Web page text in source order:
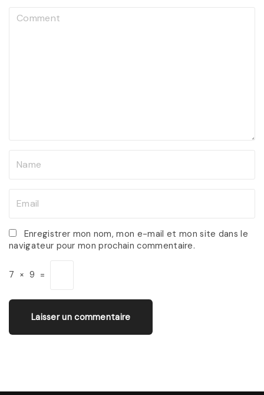
*
a
i
l
Enregistrer mon nom, mon e-mail et mon site dans le
navigateur pour mon prochain commentaire.
7 × 9 =